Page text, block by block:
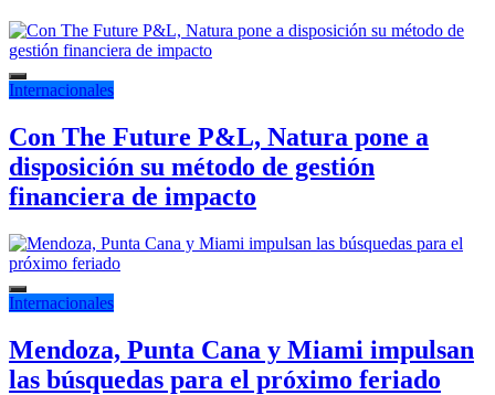
Internacionales
Con The Future P&L, Natura pone a
disposición su método de gestión
financiera de impacto
Internacionales
Mendoza, Punta Cana y Miami impulsan
las búsquedas para el próximo feriado